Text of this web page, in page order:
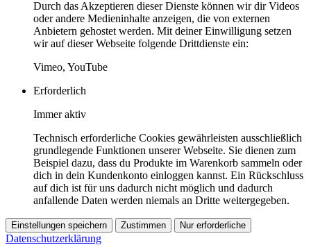
Durch das Akzeptieren dieser Dienste können wir dir Videos
oder andere Medieninhalte anzeigen, die von externen
Anbietern gehostet werden. Mit deiner Einwilligung setzen
wir auf dieser Webseite folgende Drittdienste ein:
Vimeo, YouTube
Erforderlich
Immer aktiv
Technisch erforderliche Cookies gewährleisten ausschließlich
grundlegende Funktionen unserer Webseite. Sie dienen zum
Beispiel dazu, dass du Produkte im Warenkorb sammeln oder
dich in dein Kundenkonto einloggen kannst. Ein Rückschluss
auf dich ist für uns dadurch nicht möglich und dadurch
anfallende Daten werden niemals an Dritte weitergegeben.
Einstellungen speichern Zustimmen Nur erforderliche
Datenschutzerklärung